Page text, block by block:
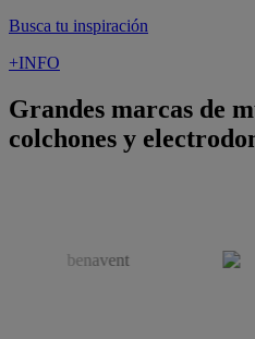
Busca tu inspiración
+INFO
Grandes marcas de
colchones y